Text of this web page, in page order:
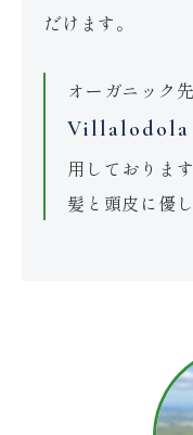
だけます。
オーガニック
Villalodola
用しております
髪と頭皮に優